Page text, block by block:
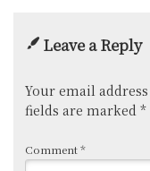
Leave a Reply
Your email
fields are marked *
Comment*